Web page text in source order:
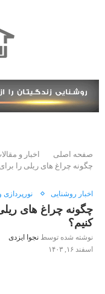
صفحه اصلی اخبار و
چگونه چراغ ‌های ریلی را
اخبار روشنایی
چگونه چراغ ‌های
کنیم؟
نوشته شده توسط نجوا ایزدی
اسفند ۱۶, ۱۴۰۳